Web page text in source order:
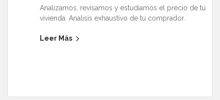
Analizamos, revisamos y estudiamos el precio de tu
vivienda. Analisis exhaustivo de tu comprador.
Leer Más